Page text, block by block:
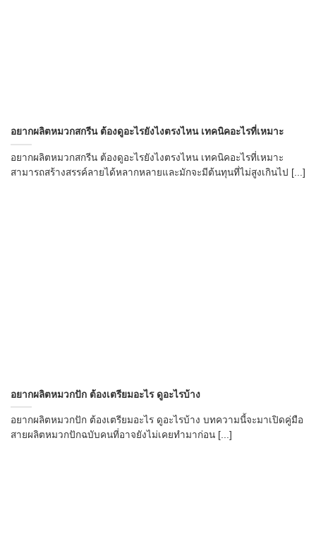
อยากผลิตหมวกสกรีน ต้องดูอะไรยังไงตรงไหน เทคนิคอะไรที่เหมาะ
อยากผลิตหมวกสกรีน ต้องดูอะไรยังไงตรงไหน เทคนิคอะไรที่เหมาะ
สามารถสร้างสรรค์ลายได้หลากหลายและมักจะมีต้นทุนที่ไม่สูงเกินไป [...]
อยากผลิตหมวกปัก ต้องเตรียมอะไร ดูอะไรบ้าง
อยากผลิตหมวกปัก ต้องเตรียมอะไร ดูอะไรบ้าง บทความนี้จะมาเปิดคู่มือ
สายผลิตหมวกปักฉบับคนที่อาจยังไม่เคยทำมาก่อน [...]